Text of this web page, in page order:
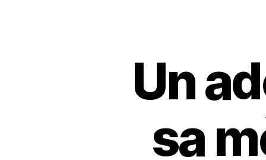
Un
sa